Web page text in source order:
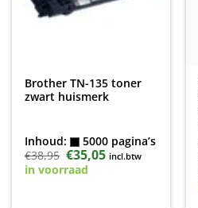
Brother TN-135 toner
zwart huismerk
Inhoud:
5000 pagina’s
€38,95 Oorspronkelijke
prijs
was:
€35,05Huidige
prijs
incl.btw
in voorraad